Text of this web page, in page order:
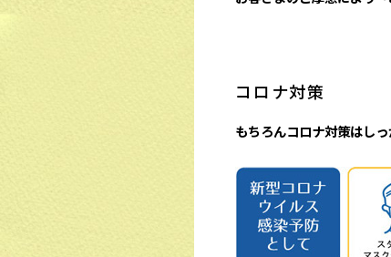
コロナ対策
もちろんコロナ対策はしっ